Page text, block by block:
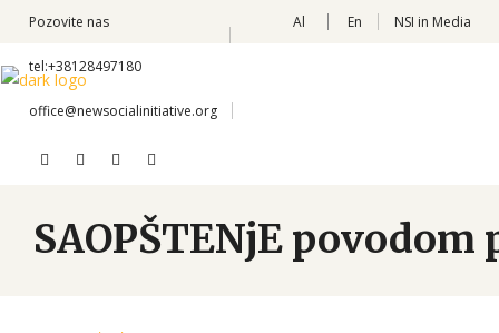
Pozovite nas
tel:+38128497180
office@newsocialinitiative.org
Al En NSI in Media
SAOPŠTENjE